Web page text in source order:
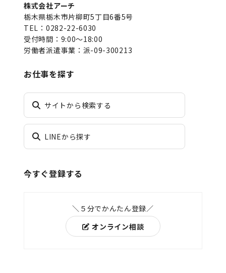
株式会社アーチ
栃木県栃木市片柳町5丁目6番5号
TEL：0282-22-6030
受付時間：9:00～18:00
労働者派遣事業：派-09-300213
お仕事を探す
サイトから検索する
LINEから探す
今すぐ登録する
＼５分でかんたん登録／
オンライン相談